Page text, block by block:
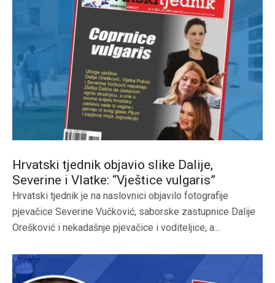
Hrvatski tjednik objavio slike Dalije,
Severine i Vlatke: “Vještice vulgaris”
Hrvatski tjednik je na naslovnici objavilo fotografije
pjevačice Severine Vučković, saborske zastupnice Dalije
Orešković i nekadašnje pjevačice i voditeljice, a...